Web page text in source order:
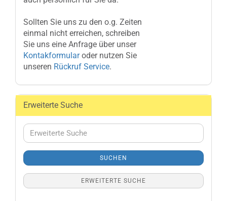
Sollten Sie uns zu den o.g. Zeiten
einmal nicht erreichen, schreiben
Sie uns eine Anfrage über unser
Kontakformularoder nutzen Sie
unseren Rückruf Service.
Erweiterte Suche
Erweiterte
Suche
SUCHEN
ERWEITERTE SUCHE